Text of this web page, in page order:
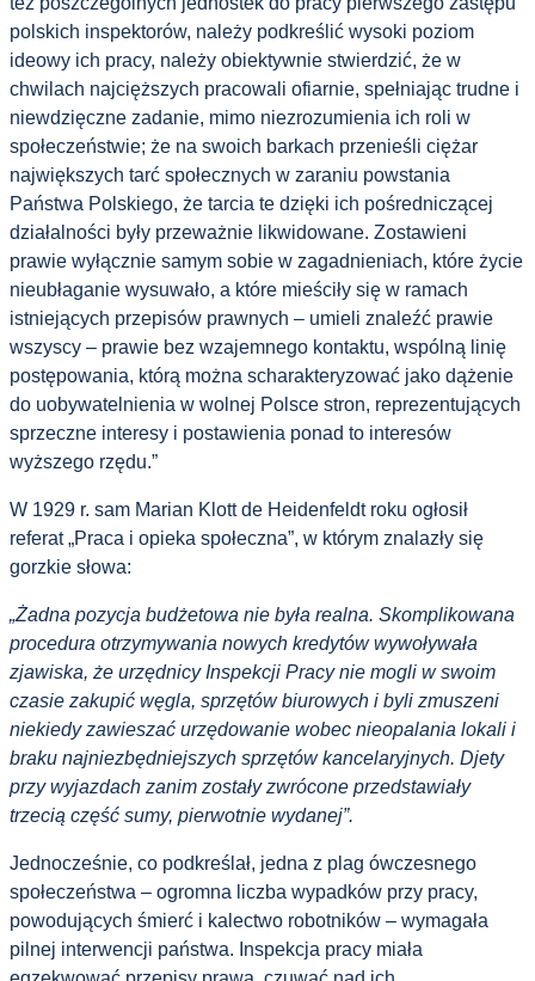
polskich inspektorów, należy podkreślić wysoki poziom
ideowy ich pracy, należy obiektywnie stwierdzić, że w
chwilach najcięższych pracowali ofiarnie, spełniając trudne i
niewdzięczne zadanie, mimo niezrozumienia ich roli w
społeczeństwie; że na swoich barkach przenieśli ciężar
największych tarć społecznych w zaraniu powstania
Państwa Polskiego, że tarcia te dzięki ich pośredniczącej
działalności były przeważnie likwidowane. Zostawieni
prawie wyłącznie samym sobie w zagadnieniach, które życie
nieubłaganie wysuwało, a które mieściły się w ramach
istniejących przepisów prawnych – umieli znaleźć prawie
wszyscy – prawie bez wzajemnego kontaktu, wspólną linię
postępowania, którą można scharakteryzować jako dążenie
do uobywatelnienia w wolnej Polsce stron, reprezentujących
sprzeczne interesy i postawienia ponad to interesów
wyższego rzędu.”
W 1929 r. sam Marian Klott de Heidenfeldt roku ogłosił
referat „Praca i opieka społeczna”, w którym znalazły się
gorzkie słowa:
„Żadna pozycja budżetowa nie była realna. Skomplikowana
procedura otrzymywania nowych kredytów wywoływała
zjawiska, że urzędnicy Inspekcji Pracy nie mogli w swoim
czasie zakupić węgla, sprzętów biurowych i byli zmuszeni
niekiedy zawieszać urzędowanie wobec nieopalania lokali i
braku najniezbędniejszych sprzętów kancelaryjnych. Djety
przy wyjazdach zanim zostały zwrócone przedstawiały
trzecią część sumy, pierwotnie wydanej”.
Jednocześnie, co podkreślał, jedna z plag ówczesnego
społeczeństwa – ogromna liczba wypadków przy pracy,
powodujących śmierć i kalectwo robotników – wymagała
pilnej interwencji państwa. Inspekcja pracy miała